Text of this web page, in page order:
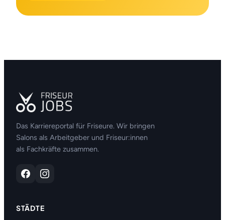
Das Karriereportal für Friseure. Wir bringen
Salons als Arbeitgeber und Friseur:innen
als Fachkräfte zusammen.
STÄDTE